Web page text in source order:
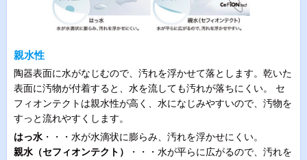
親水性
陶器表面に水がなじむので、汚れを浮かせて落とします。乾いた
表面に汚物が付着すると、水を流しても汚れが落ちにくい。 セ
フィオンテクトは親水性が高く、水になじみやすいので、汚物を
すっと流れやすくします。
はっ水 ・・・水が水滴状に膨らみ、汚れを浮かせにくい。
親水（セフィオンテクト）
・・・水が平らに広がるので、汚れを